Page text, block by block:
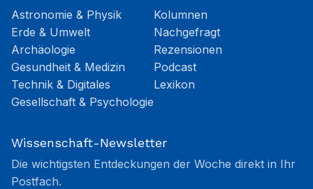
Astronomie & Physik
Erde & Umwelt
Archäologie
Gesundheit & Medizin
Technik & Digitales
Gesellschaft & Psychologie
Kolumnen
Nachgefragt
Rezensionen
Podcast
Lexikon
Wissenschaft-Newsletter
Die wichtigsten Entdeckungen der Woche direkt in Ihr
Postfach.